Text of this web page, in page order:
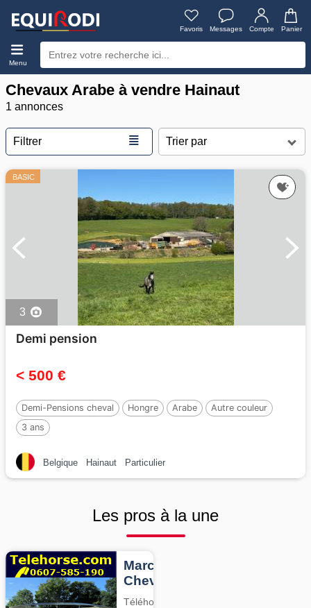
Favoris Messages Compte Panier
Menu
Chevaux Arabe à vendre Hainaut
1 annonces
Filtrer ≣
BASIC
3
Demi pension
< 500 €
Demi-Pensions cheval Hongre Arabe
Autre couleur
3 ans
Belgique Hainaut Particulier
Les pros à la une
Marcheurs
Chevaux
Téléhorse,